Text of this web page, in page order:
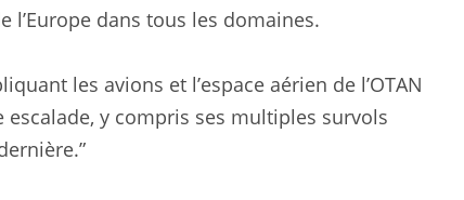
l’Europe dans tous les domaines.
les avions et l’espace aérien de l’OTAN
escalade, y compris ses multiples survols